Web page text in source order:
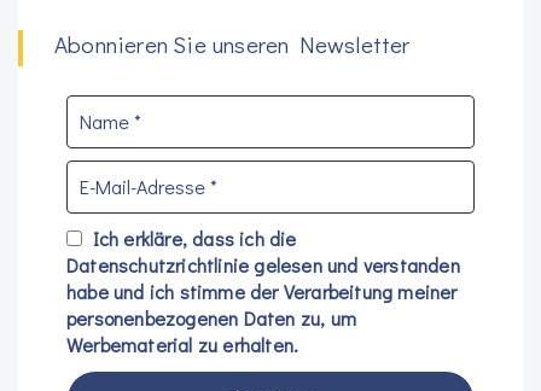
Abonnieren Sie unseren Newsletter
Ich erkläre, dass ich die
Datenschutzrichtlinie gelesen und verstanden
habe und ich stimme der Verarbeitung meiner
personenbezogenen Daten zu, um
Werbematerial zu erhalten.